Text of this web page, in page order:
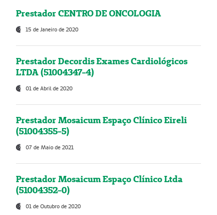
Prestador CENTRO DE ONCOLOGIA
15 de Janeiro de 2020
Prestador Decordis Exames Cardiológicos
LTDA (51004347-4)
01 de Abril de 2020
Prestador Mosaicum Espaço Clínico Eireli
(51004355-5)
07 de Maio de 2021
Prestador Mosaicum Espaço Clínico Ltda
(51004352-0)
01 de Outubro de 2020